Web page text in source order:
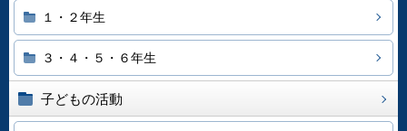
１・２年生
３・４・５・６年生
子どもの活動